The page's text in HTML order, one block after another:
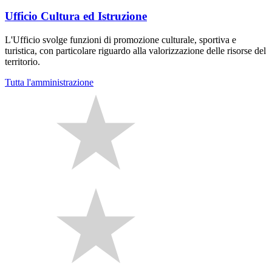
Ufficio Cultura ed Istruzione
L'Ufficio svolge funzioni di promozione culturale, sportiva e
turistica, con particolare riguardo alla valorizzazione delle risorse del
territorio.
Tutta l'amministrazione